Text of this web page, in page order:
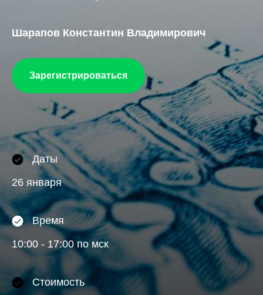
Шарапов Константин Владимирович
Зарегистрироваться
Даты
26 января
Время
10:00 - 17:00 по мск
Стоимость